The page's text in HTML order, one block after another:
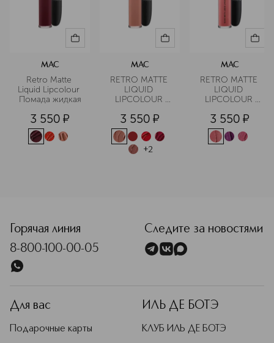
MAC
Retro Matte
Liquid Lipcolour
Помада жидкая
3 550 ¤
MAC
RETRO MATTE
LIQUID
LIPCOLOUR
3 550 ¤
+2
MAC
RETRO MATTE
LIQUID
LIPCOLOUR
Жидкая помада
3 550 ¤
Горячая линия
8-800-100-00-05
Следите за новостями
Для вас
Подарочные карты
ИЛЬ ДЕ БОТЭ
КЛУБ ИЛЬ ДЕ БОТЭ